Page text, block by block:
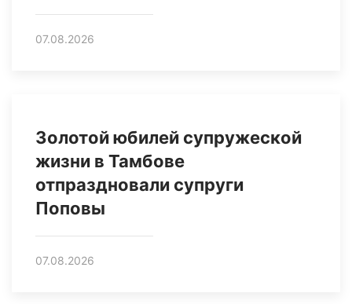
07.08.2026
Золотой юбилей супружеской
жизни в Тамбове
отпраздновали супруги
Поповы
07.08.2026